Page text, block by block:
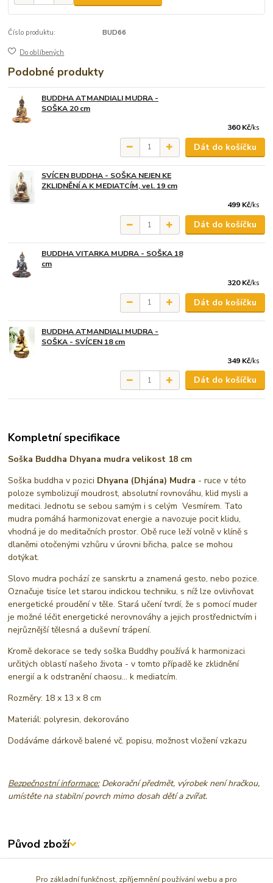
Číslo produktu: BUD66
Do oblíbených
Podobné produkty
BUDDHA ATMANDIALI MUDRA -
SOŠKA 20 cm
360 Kč/ks
Dát do košíčku
SVÍCEN BUDDHA - SOŠKA NEJEN KE
ZKLIDNĚNÍ A K MEDIATCÍM, vel. 19 cm
499 Kč/ks
Dát do košíčku
BUDDHA VITARKA MUDRA - SOŠKA 18
cm
320 Kč/ks
Dát do košíčku
BUDDHA ATMANDIALI MUDRA -
SOŠKA - SVÍCEN 18 cm
349 Kč/ks
Dát do košíčku
Kompletní specifikace
Soška Buddha Dhyana mudra velikost 18 cm
Soška buddha v pozici Dhyana (Dhjána) Mudra - ruce v této
poloze symbolizují moudrost, absolutní rovnováhu, klid mysli a
meditaci. Jednotu se sebou samým i s celým Vesmírem. Tato
mudra pomáhá harmonizovat energie a navozuje pocit klidu,
vhodná je do meditačních prostor. Obě ruce leží volně v klíně s
dlaněmi otočenými vzhůru v úrovni břicha, palce se mohou
dotýkat.
Slovo mudra pochází ze sanskrtu a znamená gesto, nebo pozice.
Označuje tisíce let starou indickou techniku, s níž lze ovlivňovat
energetické proudění v těle. Stará učení tvrdí, že s pomocí muder
je možné léčit energetické nerovnováhy a jejich prostřednictvím i
nejrůznější tělesná a duševní trápení.
Kromě dekorace se tedy soška Buddhy používá k harmonizaci
určitých oblastí našeho života - v tomto případě ke zklidnění
energií a k odstranění chaosu... k mediatcím.
Rozměry: 18 x 13 x 8 cm
Materiál: polyresin, dekorováno
Dodáváme dárkově balené vč. popisu, možnost vložení vzkazu
Bezpečnostní informace:Dekorační předmět, výrobek není hračkou,
umístěte na stabilní povrch mimo dosah dětí a zvířat.
Původ zboží
Pro základní funkčnost, zpříjemnění používání webu a pro